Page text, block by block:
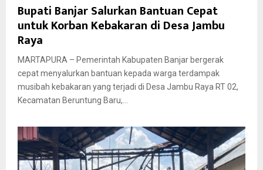
Bupati Banjar Salurkan Bantuan Cepat
untuk Korban Kebakaran di Desa Jambu
Raya
MARTAPURA – Pemerintah Kabupaten Banjar bergerak
cepat menyalurkan bantuan kepada warga terdampak
musibah kebakaran yang terjadi di Desa Jambu Raya RT 02,
Kecamatan Beruntung Baru,...